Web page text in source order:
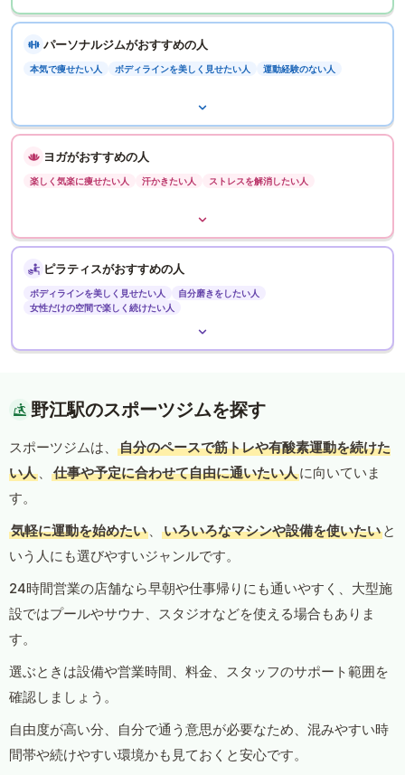
パーソナルジムがおすすめの人
本気で痩せたい人 ボディラインを美しく見せたい人 運動経験のない人
ヨガがおすすめの人
楽しく気楽に痩せたい人 汗かきたい人 ストレスを解消したい人
ピラティスがおすすめの人
ボディラインを美しく見せたい人
自分磨きをしたい人
女性だけの空間で楽しく続けたい人
野江駅のスポーツジムを探す
スポーツジムは、
自分のペースで筋トレや有酸素運動を続けた
い人 、 仕事や予定に合わせて自由に通いたい人に向いていま
す。
気軽に運動を始めたい 、 いろいろなマシンや設備を使いたい と
いう人にも選びやすいジャンルです。
24時間営業の店舗なら早朝や仕事帰りにも通いやすく、大型施
設ではプールやサウナ、スタジオなどを使える場合もありま
す。
選ぶときは設備や営業時間、料金、スタッフのサポート範囲を
確認しましょう。
自由度が高い分、自分で通う意思が必要なため、混みやすい時
間帯や続けやすい環境かも見ておくと安心です。